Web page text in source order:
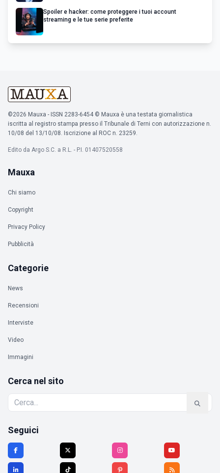
Spoiler e hacker: come proteggere i tuoi account
streaming e le tue serie preferite
©2026 Mauxa - ISSN 2283-6454 © Mauxa è una testata giornalistica
iscritta al registro stampa presso il Tribunale di Terni con autorizzazione n.
10/08 del 13/10/08. Iscrizione al ROC n. 23259.
Edito da Argo S.C. a R.L. - P.I. 01407520558
Mauxa
Chi siamo
Copyright
Privacy Policy
Pubblicità
Categorie
News
Recensioni
Interviste
Video
Immagini
Cerca nel sito
Seguici